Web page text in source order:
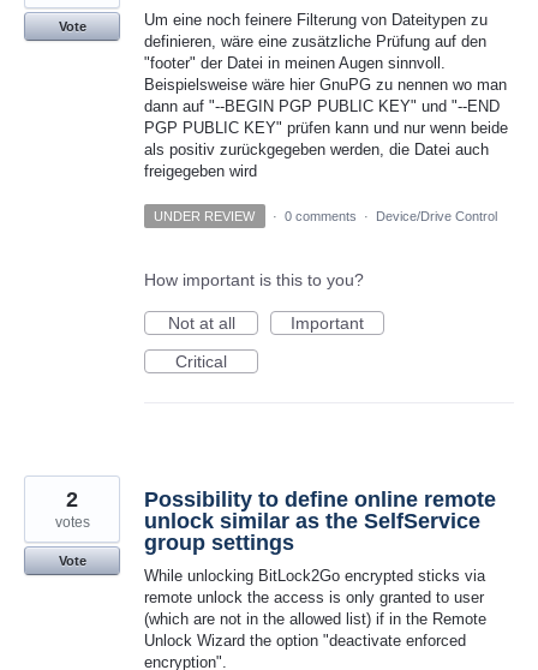
Um eine noch feinere Filterung von Dateitypen zu
definieren, wäre eine zusätzliche Prüfung auf den
"footer" der Datei in meinen Augen sinnvoll.
Beispielsweise wäre hier GnuPG zu nennen wo man
dann auf "--BEGIN PGP PUBLIC KEY" und "--END
PGP PUBLIC KEY" prüfen kann und nur wenn beide
als positiv zurückgegeben werden, die Datei auch
freigegeben wird
Vote
UNDER REVIEW · 0 comments · Device/Drive Control
How important is this to you?
Not at all
Important
Critical
Possibility to define online remote
unlock similar as the SelfService
group settings
While unlocking BitLock2Go encrypted sticks via
remote unlock the access is only granted to user
(which are not in the allowed list) if in the Remote
Unlock Wizard the option "deactivate enforced
encryption".
2
votes
Vote